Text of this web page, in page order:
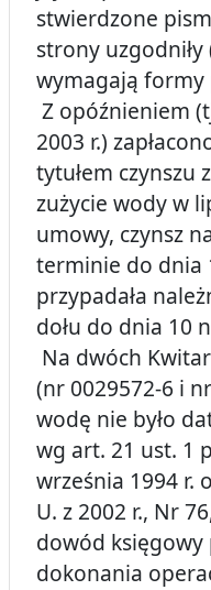
stwierdzone
strony uzgodniły
wymagają formy
Z opóźnieniem
2003 r.)
tytułem czynszu
zużycie wody w
umowy, czynsz
terminie do dnia
przypadała
dołu do dnia 10
Na dwóch
(nr 0029572-6 i
wodę nie było
wg art. 21 ust. 1
września 1994 r.
U. z 2002 r., Nr
dowód
dokonania